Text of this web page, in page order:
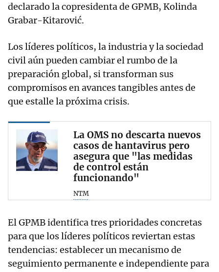
declarado la copresidenta de GPMB, Kolinda
Grabar-Kitarović.
Los líderes políticos, la industria y la sociedad
civil aún pueden cambiar el rumbo de la
preparación global, si transforman sus
compromisos en avances tangibles antes de
que estalle la próxima crisis.
La OMS no descarta nuevos
casos de hantavirus pero
asegura que "las medidas
de control están
funcionando"
NTM
El GPMB identifica tres prioridades concretas
para que los líderes políticos reviertan estas
tendencias: establecer un mecanismo de
seguimiento permanente e independiente para